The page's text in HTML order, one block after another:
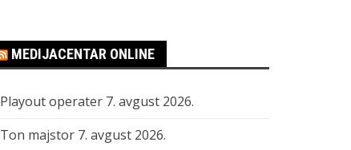
MEDIJACENTAR ONLINE
Playout operater 7. avgust 2026.
Ton majstor 7. avgust 2026.